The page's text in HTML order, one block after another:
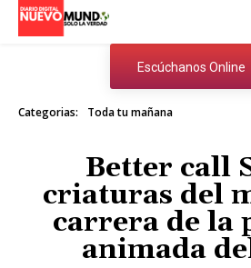
Escúchanos Online
Categorias: Toda tu mañana
Better call
criaturas del
carrera de la
animada